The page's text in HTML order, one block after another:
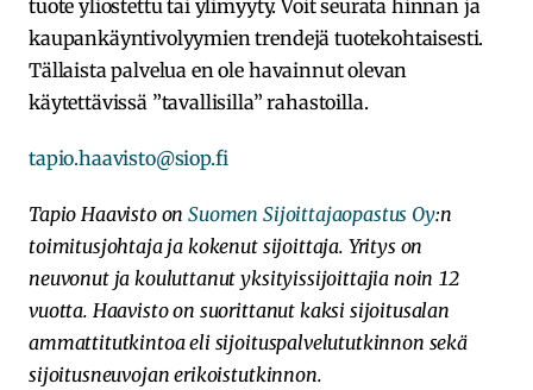
tuote yliostettu tai ylimyyty. Voit seurata hinnan ja
kaupankäyntivolyymien trendejä tuotekohtaisesti.
Tällaista palvelua en ole havainnut olevan
käytettävissä ”tavallisilla” rahastoilla.
tapio.haavisto@siop.fi
Tapio Haavisto onSuomen Sijoittajaopastus Oy:n
toimitusjohtaja ja kokenut sijoittaja. Yritys on
neuvonut ja kouluttanut yksityissijoittajia noin 12
vuotta. Haavisto on suorittanut kaksi sijoitusalan
ammattitutkintoa eli sijoituspalvelututkinnon sekä
sijoitusneuvojan erikoistutkinnon.